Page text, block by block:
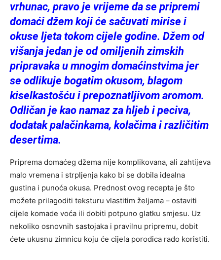
vrhunac, pravo je vrijeme da se pripremi
domaći džem koji će sačuvati mirise i
okuse ljeta tokom cijele godine. Džem od
višanja jedan je od omiljenih zimskih
pripravaka u mnogim domaćinstvima jer
se odlikuje bogatim okusom, blagom
kiselkastošću i prepoznatljivom aromom.
Odličan je kao namaz za hljeb i peciva,
dodatak palačinkama, kolačima i različitim
desertima.
Priprema domaćeg džema nije komplikovana, ali zahtijeva
malo vremena i strpljenja kako bi se dobila idealna
gustina i punoća okusa. Prednost ovog recepta je što
možete prilagoditi teksturu vlastitim željama – ostaviti
cijele komade voća ili dobiti potpuno glatku smjesu. Uz
nekoliko osnovnih sastojaka i pravilnu pripremu, dobit
ćete ukusnu zimnicu koju će cijela porodica rado koristiti.